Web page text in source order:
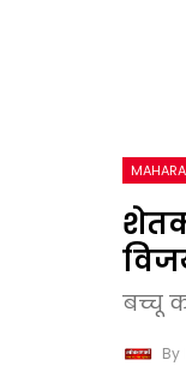
बच्चू
By